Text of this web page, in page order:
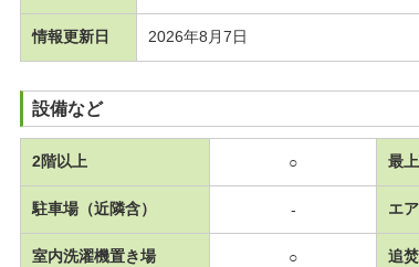
情報更新日 2026年8月7日
設備など
2階以上 ○ 最
駐車場（近隣含） - エ
室内洗濯機置き場 ○ 追